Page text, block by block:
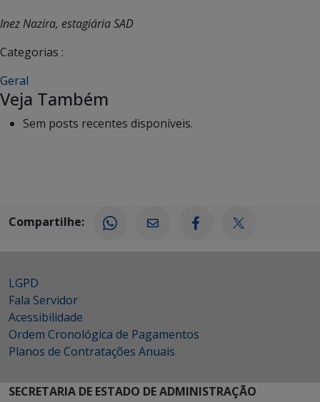
Inez Nazira, estagiária SAD
Categorias :
Geral
Veja Também
Sem posts recentes disponíveis.
Compartilhe:
LGPD
Fala Servidor
Acessibilidade
Ordem Cronológica de Pagamentos
Planos de Contratações Anuais
SECRETARIA DE ESTADO DE ADMINISTRAÇÃO